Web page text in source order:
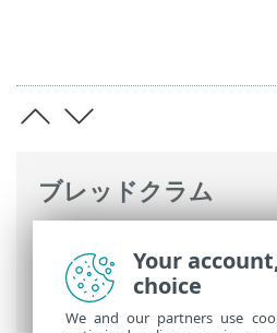
ブレッドクラム
On-Prem
>インストール
コンポーネントインスト
Your
choice
We and our partners use